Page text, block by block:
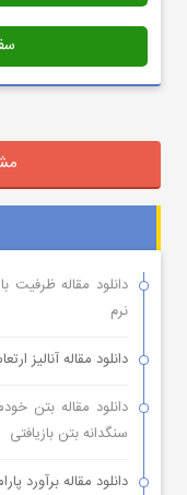
دانلود مقاله
نرم
دانلود مقاله آنالیز
دانلود مقاله بتن
سنگدانه بتن بازیافتی
دانلود مقاله برآورد